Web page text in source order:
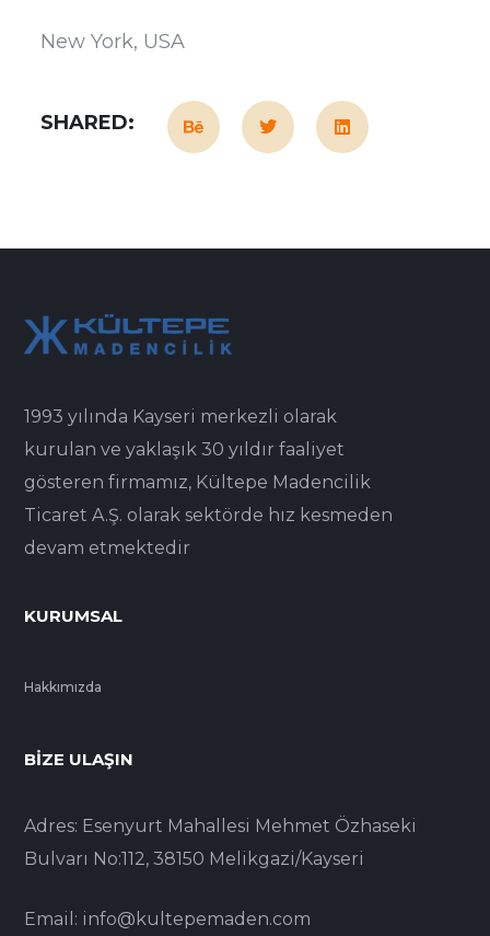
New York, USA
SHARED:
1993 yılında Kayseri merkezli olarak
kurulan ve yaklaşık 30 yıldır faaliyet
gösteren firmamız, Kültepe Madencilik
Ticaret A.Ş. olarak sektörde hız kesmeden
devam etmektedir
KURUMSAL
Hakkımızda
BIZE ULAŞIN
Adres: Esenyurt Mahallesi Mehmet Özhaseki
Bulvarı No:112, 38150 Melikgazi/Kayseri
Email: info@kultepemaden.com